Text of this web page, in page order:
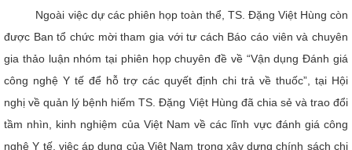
Ngoài việc dự các phiên họp toàn thể, TS. Đặng Việt Hùng còn
được Ban tổ chức mời tham gia với tư cách Báo cáo viên và chuyên
gia thảo luận nhóm tại phiên họp chuyên đề về “Vận dụng Đánh giá
công nghệ Y tế để hỗ trợ các quyết định chi trả về thuốc”, tại Hội
nghị về quản lý bệnh hiếm TS. Đặng Việt Hùng đã chia sẻ và trao đổi
tầm nhìn, kinh nghiệm của Việt Nam về các lĩnh vực đánh giá công
nghệ Y tế, việc áp dụng của Việt Nam trong xây dựng chính sách chi